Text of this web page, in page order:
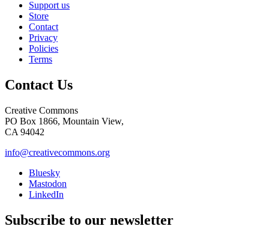
Support us
Store
Contact
Privacy
Policies
Terms
Contact Us
Creative Commons
PO Box 1866, Mountain View,
CA 94042
info@creativecommons.org
Bluesky
Mastodon
LinkedIn
Subscribe to our newsletter